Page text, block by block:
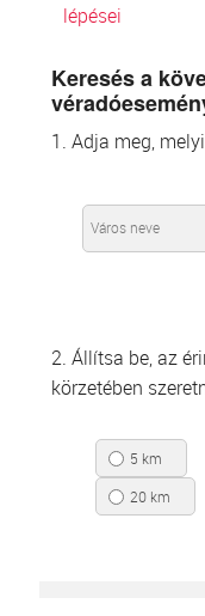
lépései
Keresés a
1. Adja meg,
2. Állítsa be, az
körzetében
5 km
20 km